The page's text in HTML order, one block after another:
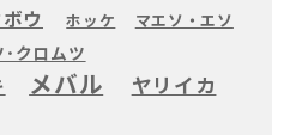
ウ ホッケ マエソ・エソ
･クロムツ
メバル ヤリイカ